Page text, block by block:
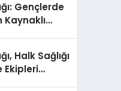
Gençlerde
Kaynaklı
Halk Sağlığı
Ekipleri